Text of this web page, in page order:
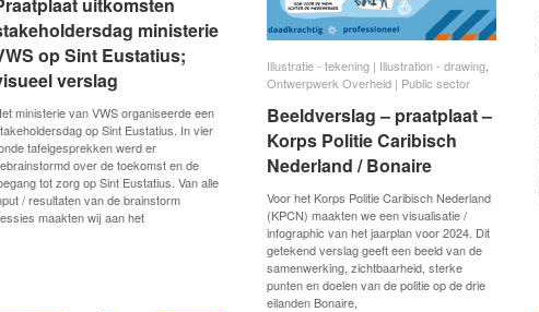
ministerie
op Sint Eustatius;
verslag
ministerie van VWS organiseerde een
op Sint Eustatius. In vier
tafelgesprekken werd er
over de toekomst en de
tot zorg op Sint Eustatius. Van alle
/ resultaten van de brainstorm
maakten wij aan het
ministerie
op Sint Eustatius;
verslag
Illustratie - tekening | Illustration - drawing
Ontwerpwerk Overheid | Public sector
Beeldverslag – praatplaat –
Korps Politie Caribisch
Nederland / Bonaire
Voor het Korps Politie Caribisch Nederland
(KPCN) maakten we een visualisatie /
infographic van het jaarplan voor 2024. Dit
getekend verslag geeft een beeld van de
samenwerking, zichtbaarheid, sterke
punten en doelen van de politie op de drie
eilanden Bonaire,
Illustratie - tekening | Illustration - drawing
Ontwerpwerk Overheid | Public sector
Beeldverslag – praatplaat –
Korps Politie Caribisch
Nederland / Bonaire